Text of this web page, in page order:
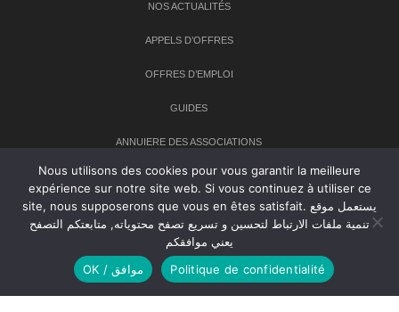
NOS ACTUALITÉS
APPELS D’OFFRES
OFFRES D’EMPLOI
GUIDES
ANNUIERE DES ASSOCIATIONS
Newsletter
Inscrivez-vous à notre newsletter pour recevoir les dernières
nouvelles sur TANMIA
Nous utilisons des cookies pour vous garantir la meilleure
expérience sur notre site web. Si vous continuez à utiliser ce
site, nous supposerons que vous en êtes satisfait. يستعمل موقع
تنمية ملفات الارتباط لتحسين و تسريع تصفح محتوياته, متابعتكم التصفح
يعني موافقكم
OK / موافق
Politique de confidentialité